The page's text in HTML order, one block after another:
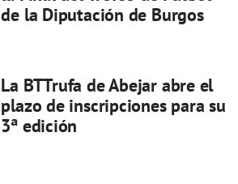
de la Diputación de Burgos
La BTTrufa de Abejar abre el
plazo de inscripciones para su
3ª edición